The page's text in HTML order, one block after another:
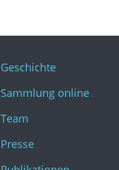
Geschichte
Sammlung online
Team
Presse